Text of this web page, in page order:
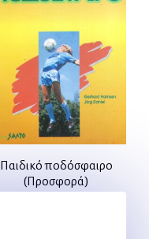
Παιδικό ποδόσφαιρο
(Προσφορά)